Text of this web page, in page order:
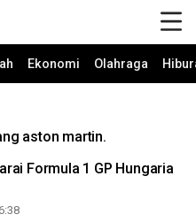
Ekonomi Olahraga
aston martin.
Formula 1 GP Hungaria